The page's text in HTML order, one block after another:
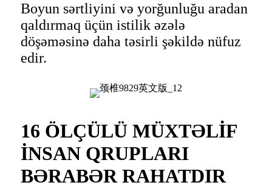
Boyun sərtliyini və yorğunluğu aradan
qaldırmaq üçün istilik əzələ
döşəməsinə daha təsirli şəkildə nüfuz
edir.
16 ÖLÇÜLÜ MÜXTƏLİF
İNSAN QRUPLARI
BƏRABƏR RAHATDIR